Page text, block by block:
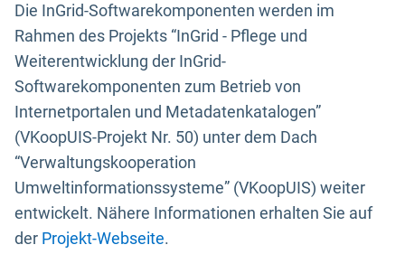
Die InGrid-Softwarekomponenten werden im
Rahmen des Projekts “InGrid - Pflege und
Weiterentwicklung der InGrid-
Softwarekomponenten zum Betrieb von
Internetportalen und Metadatenkatalogen”
(VKoopUIS-Projekt Nr. 50) unter dem Dach
“Verwaltungskooperation
Umweltinformationssysteme” (VKoopUIS) weiter
entwickelt. Nähere Informationen erhalten Sie auf
der Projekt-Webseite.